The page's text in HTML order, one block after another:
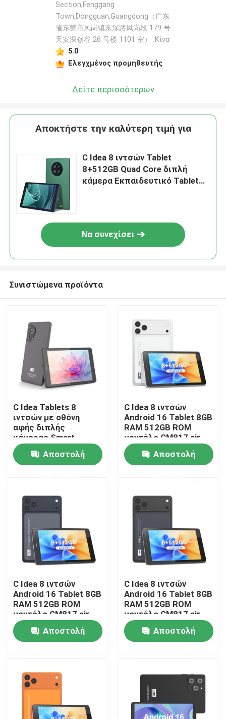
Αρχική Σελίδα
Προϊόντα
Εμφάνιση VR
Σχετικά με εμάς
Γύρος εργοστασίων
Ποιοτικός έλεγχος
Νέα
Ζητήστε ένα απόσπασμα
Section,Fenggang
Town,Dongguan,Guangdong（广东
省东莞市凤岗镇东深路凤岗段 179 号
天安深创谷 26 号楼 1101 室） ,Κίνα
5.0
Ελεγχμένος προμηθευτής
Δείτε περισσότερων
Αποκτήστε την καλύτερη τιμή για
C Idea 8 ιντσών Tablet
8+512GB Quad Core διπλή
κάμερα Εκπαιδευτικό Tablet
Να συνεχίσει
Συνιστώμενα προϊόντα
C Idea Tablets 8
ιντσών με οθόνη
αφής διπλής
κάμερας Smart
Tablet Pc CM828
Αποστολή
C Idea 8 ιντσών
Android 16 Tablet 8GB
RAM 512GB ROM
μοντέλο CM817 air
Αποστολή
C Idea 8 ιντσών
Android 16 Tablet 8GB
RAM 512GB ROM
μοντέλο CM817 air
Αποστολή
C Idea 8 ιντσών
Android 16 Tablet 8GB
RAM 512GB ROM
μοντέλο CM817 air
Αποστολή